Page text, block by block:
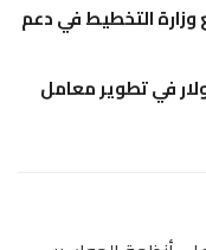
التخطيط في دعم
استثمار 4.5 مليار دولار في تطوير معامل